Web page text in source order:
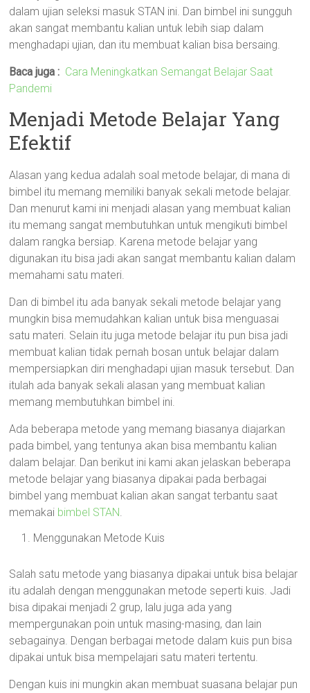
dalam ujian seleksi masuk STAN ini. Dan bimbel ini sungguh
akan sangat membantu kalian untuk lebih siap dalam
menghadapi ujian, dan itu membuat kalian bisa bersaing.
Baca juga : Cara Meningkatkan Semangat Belajar Saat
Pandemi
Menjadi Metode Belajar Yang
Efektif
Alasan yang kedua adalah soal metode belajar, di mana di
bimbel itu memang memiliki banyak sekali metode belajar.
Dan menurut kami ini menjadi alasan yang membuat kalian
itu memang sangat membutuhkan untuk mengikuti bimbel
dalam rangka bersiap. Karena metode belajar yang
digunakan itu bisa jadi akan sangat membantu kalian dalam
memahami satu materi.
Dan di bimbel itu ada banyak sekali metode belajar yang
mungkin bisa memudahkan kalian untuk bisa menguasai
satu materi. Selain itu juga metode belajar itu pun bisa jadi
membuat kalian tidak pernah bosan untuk belajar dalam
mempersiapkan diri menghadapi ujian masuk tersebut. Dan
itulah ada banyak sekali alasan yang membuat kalian
memang membutuhkan bimbel ini.
Ada beberapa metode yang memang biasanya diajarkan
pada bimbel, yang tentunya akan bisa membantu kalian
dalam belajar. Dan berikut ini kami akan jelaskan beberapa
metode belajar yang biasanya dipakai pada berbagai
bimbel yang membuat kalian akan sangat terbantu saat
memakai bimbel STAN
Menggunakan Metode Kuis
Salah satu metode yang biasanya dipakai untuk bisa belajar
itu adalah dengan menggunakan metode seperti kuis. Jadi
bisa dipakai menjadi 2 grup, lalu juga ada yang
mempergunakan poin untuk masing-masing, dan lain
sebagainya. Dengan berbagai metode dalam kuis pun bisa
dipakai untuk bisa mempelajari satu materi tertentu.
Dengan kuis ini mungkin akan membuat suasana belajar pun